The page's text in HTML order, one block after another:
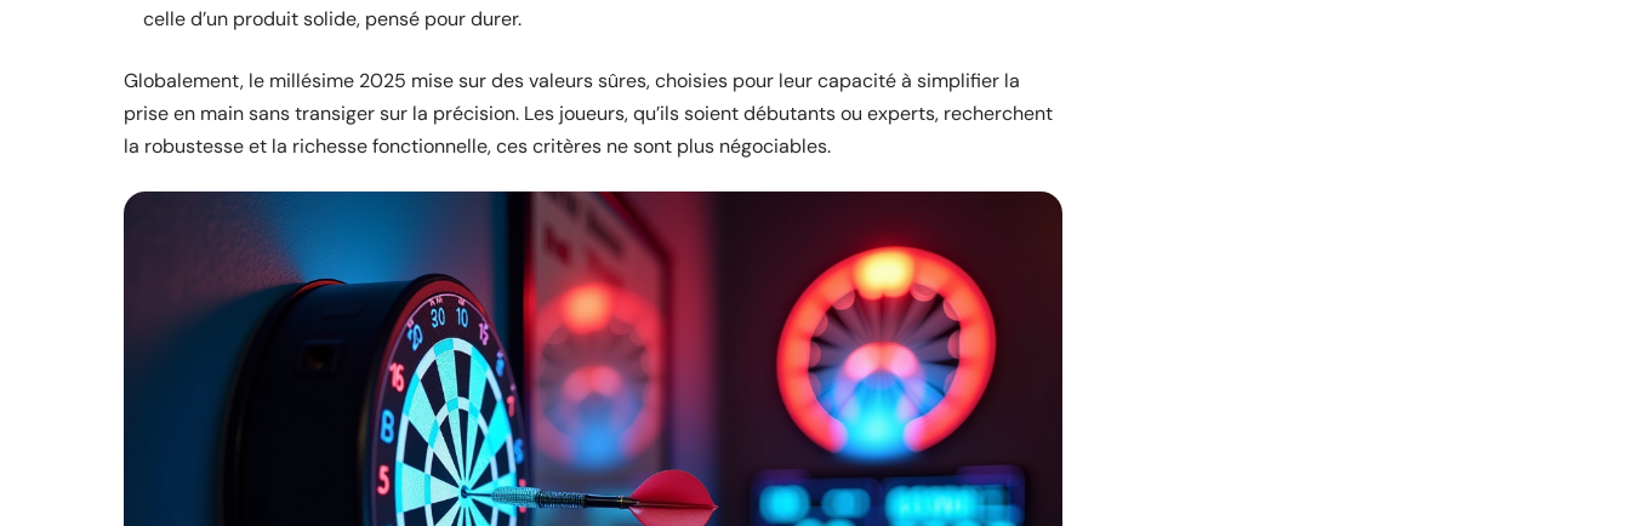
celle d’un produit solide, pensé pour durer.
Globalement, le millésime 2025 mise sur des valeurs sûres, choisies pour leur capacité à simplifier la
prise en main sans transiger sur la précision. Les joueurs, qu’ils soient débutants ou experts, recherchent
la robustesse et la richesse fonctionnelle, ces critères ne sont plus négociables.